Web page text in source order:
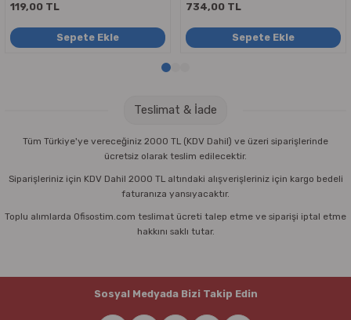
119,00 TL
Sepete Ekle
734,00 TL
Sepete Ekle
Teslimat & İade
Tüm Türkiye'ye vereceğiniz 2000 TL (KDV Dahil) ve üzeri siparişlerinde
ücretsiz olarak teslim edilecektir.
Siparişleriniz için KDV Dahil 2000 TL altındaki alışverişleriniz için kargo bedeli
faturanıza yansıyacaktır.
Toplu alımlarda Ofisostim.com teslimat ücreti talep etme ve siparişi iptal etme
hakkını saklı tutar.
Sosyal Medyada Bizi Takip Edin